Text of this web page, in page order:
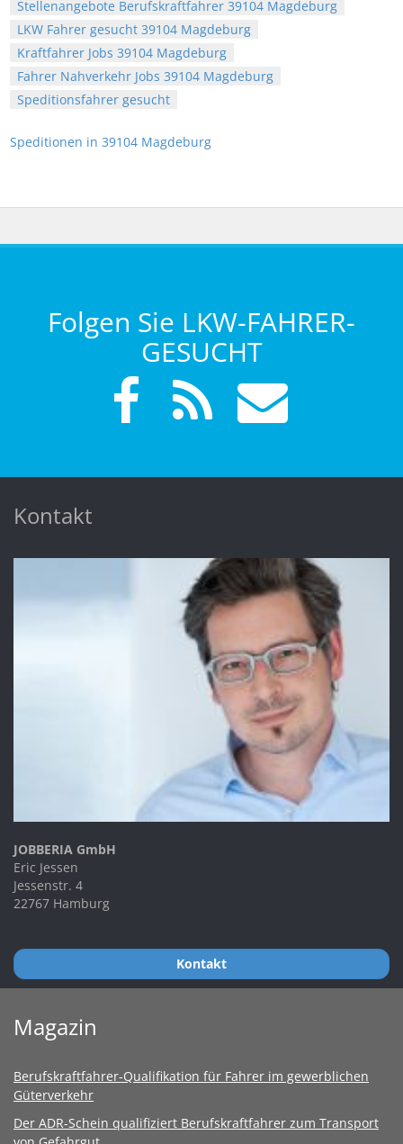
Stellenangebote Berufskraftfahrer 39104 Magdeburg
LKW Fahrer gesucht 39104 Magdeburg
Kraftfahrer Jobs 39104 Magdeburg
Fahrer Nahverkehr Jobs 39104 Magdeburg
Speditionsfahrer gesucht
Speditionen in 39104 Magdeburg
Folgen Sie LKW-FAHRER-
GESUCHT
Kontakt
JOBBERIA GmbH
Eric Jessen
Jessenstr. 4
22767 Hamburg
Kontakt
Magazin
Berufskraftfahrer-Qualifikation für Fahrer im gewerblichen
Güterverkehr
Der ADR-Schein qualifiziert Berufskraftfahrer zum Transport